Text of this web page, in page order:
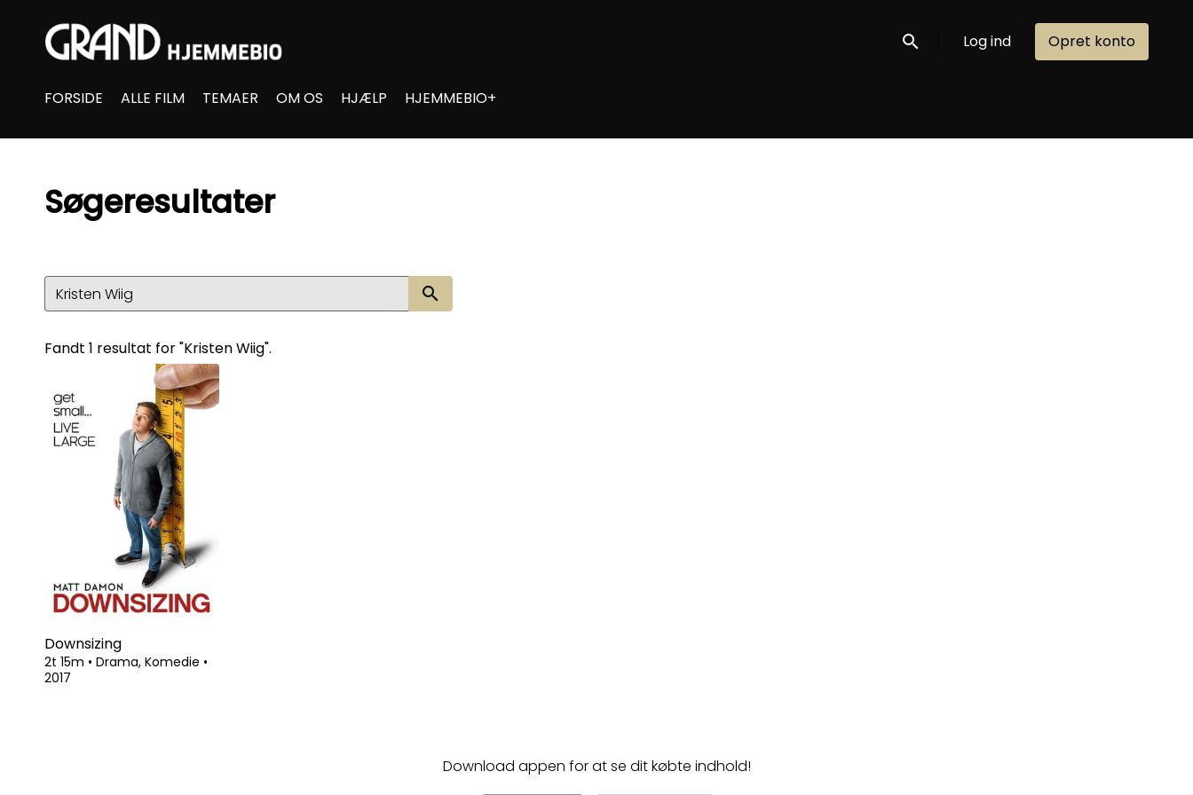
Accessibility Links
Søg nu Log ind Opret konto
FORSIDE ALLE FILM TEMAER OM OS HJÆLP HJEMMEBIO+
Søgeresultater
Søg nu
Fandt 1 resultat for "Kristen Wiig".
Downsizing
2t 15m • Drama, Komedie •
2017
Download appen for at se dit købte indhold!